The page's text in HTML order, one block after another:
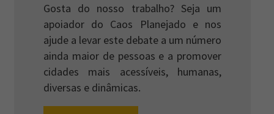
Gosta do nosso trabalho? Seja um
apoiador do Caos Planejado e nos
ajude a levar este debate a um número
ainda maior de pessoas e a promover
cidades mais acessíveis, humanas,
diversas e dinâmicas.